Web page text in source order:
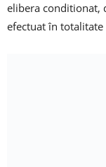
elibera conditionat,
efectuat în totalitate